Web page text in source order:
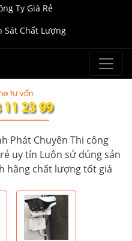
Ty Giá Rẻ
Sát Chất Lượng
Phát Chuyên Thi công
uy tín Luôn sử dủng sản
hãng chất lượng tốt giá